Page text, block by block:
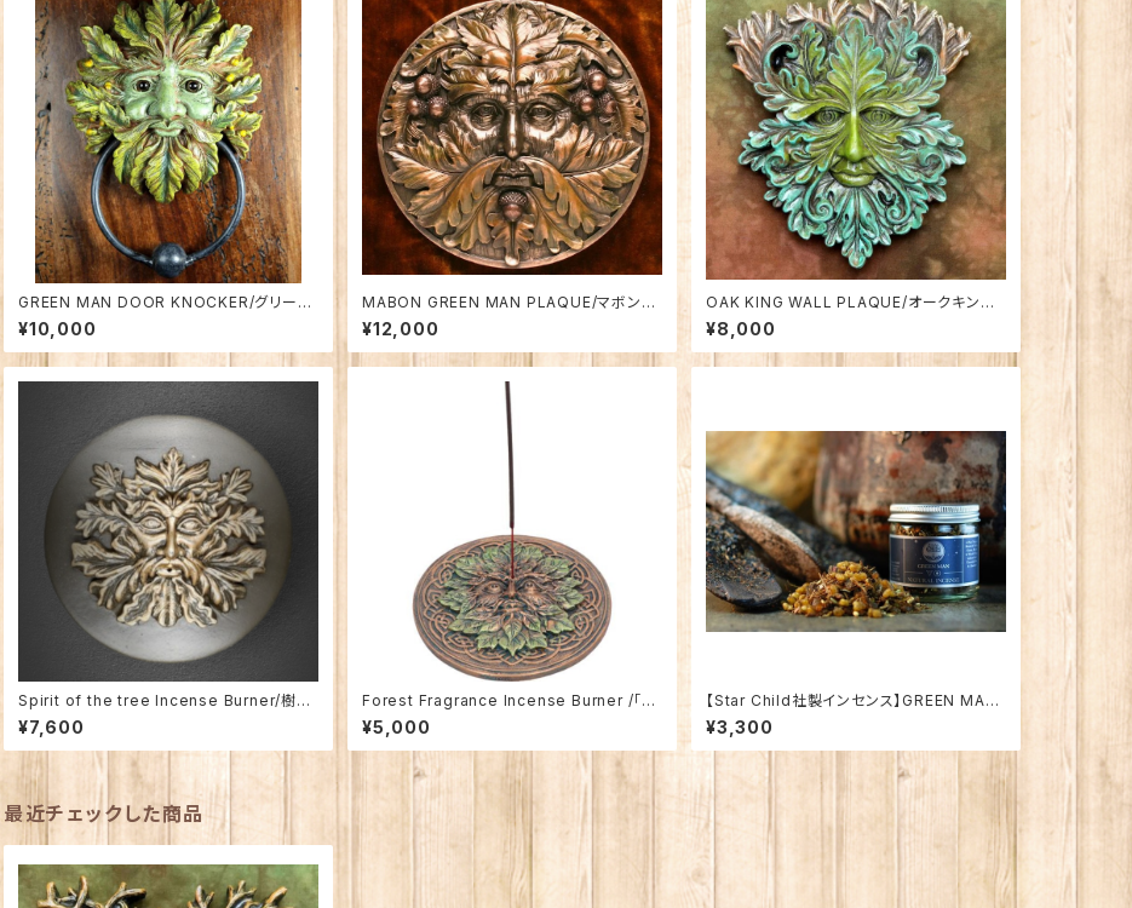
GREEN MAN DOOR KNOCKER/グリーン
マン・ドアノッカー
¥10,000
MABON GREEN MAN PLAQUE/マボン・
グリーンマン・プラク（秋分のグリーンマンの
壁飾り）
¥12,000
OAK KING WALL PLAQUE/オークキング
の壁飾り（夏の王）
¥8,000
Spirit of the tree Incense Burner/樹の
精霊のインセンス・バーナー
¥7,600
Forest Fragrance Incense Burner /「フ
ォレスト・フレグランス・インセンス・バーナー」
¥5,000
【Star Child社製インセンス】GREEN MAN
INCENSE/グリーンマン
¥3,300
最近チェックした商品